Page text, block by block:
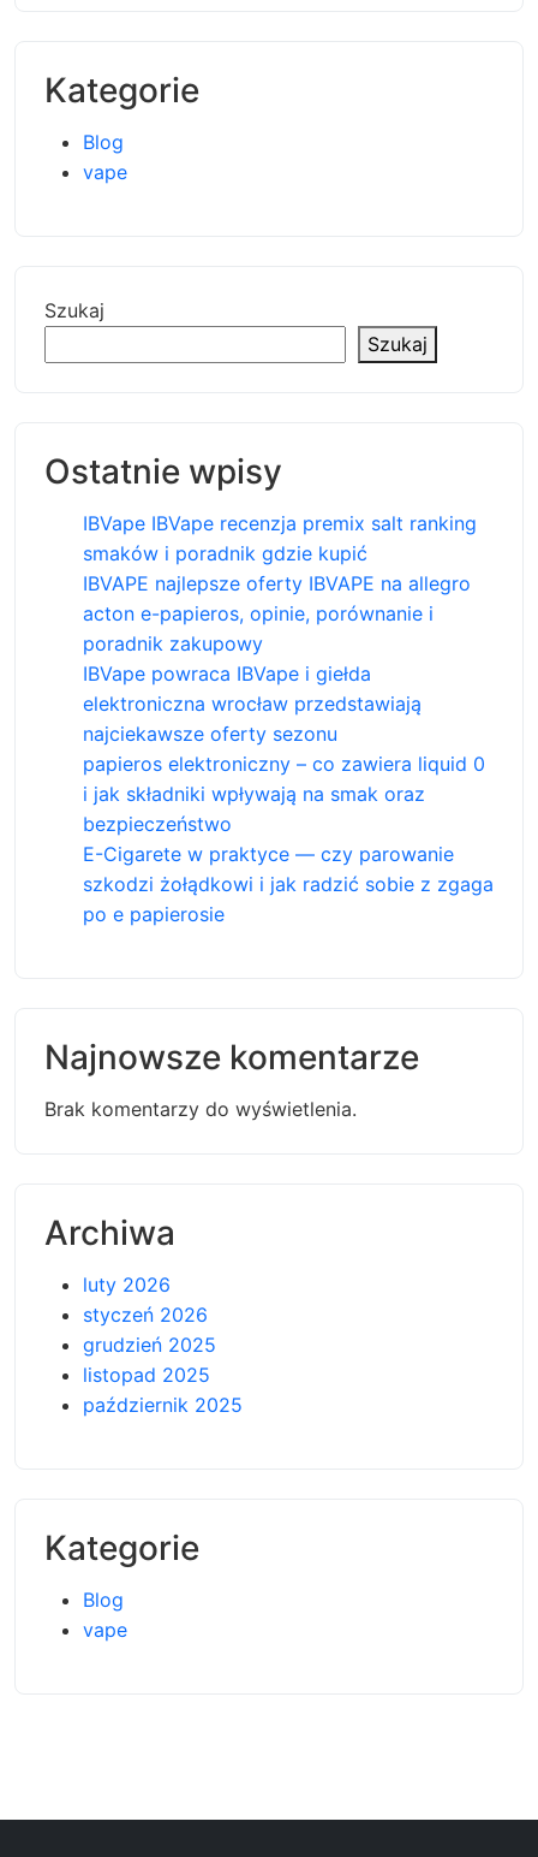
Kategorie
Blog
vape
Szukaj
Szukaj
Ostatnie wpisy
IBVape IBVape recenzja premix salt ranking
smaków i poradnik gdzie kupić
IBVAPE najlepsze oferty IBVAPE na allegro
acton e-papieros, opinie, porównanie i
poradnik zakupowy
IBVape powraca IBVape i giełda
elektroniczna wrocław przedstawiają
najciekawsze oferty sezonu
papieros elektroniczny – co zawiera liquid 0
i jak składniki wpływają na smak oraz
bezpieczeństwo
E-Cigarete w praktyce — czy parowanie
szkodzi żołądkowi i jak radzić sobie z zgaga
po e papierosie
Najnowsze komentarze
Brak komentarzy do wyświetlenia.
Archiwa
luty 2026
styczeń 2026
grudzień 2025
listopad 2025
październik 2025
Kategorie
Blog
vape